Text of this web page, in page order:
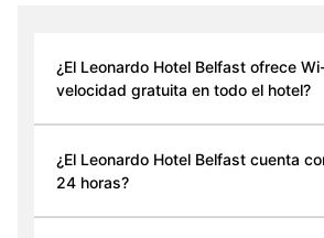
¿El Leonardo Hotel Belfast ofrece
velocidad gratuita en todo el hotel?
¿El Leonardo Hotel Belfast cuenta
24 horas?